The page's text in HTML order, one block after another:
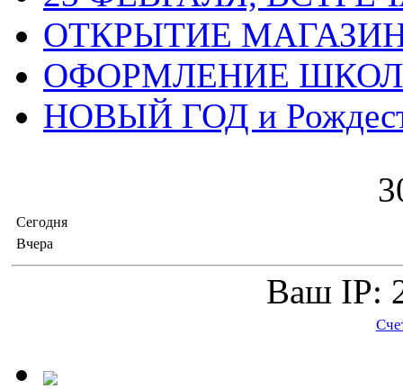
ОТКРЫТИЕ
ОФОРМЛЕНИЕ
НОВЫЙ ГОД и
3
Сегодня
Вчера
Ваш IP: